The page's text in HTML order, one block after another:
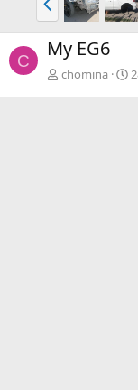
n
t
.
C My EG6
chomina